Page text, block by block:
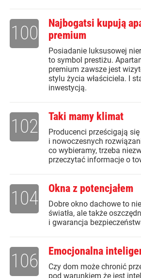
Najbogatsi kupują
premium
Posiadanie luksusowej
to symbol prestiżu.
premium zawsze jest
stylu życia właściciela. I
inwestycją.
100
Taki mamy klimat
Producenci prześcigają
i nowoczesnych
co wybieramy, trzeba
przeczytać informacje o
102
Okna z potencjałem
Dobre okno dachowe to
światła, ale także
i gwarancja
104
Emocjonalna
Czy dom może chronić
pod warunkiem że jest
106